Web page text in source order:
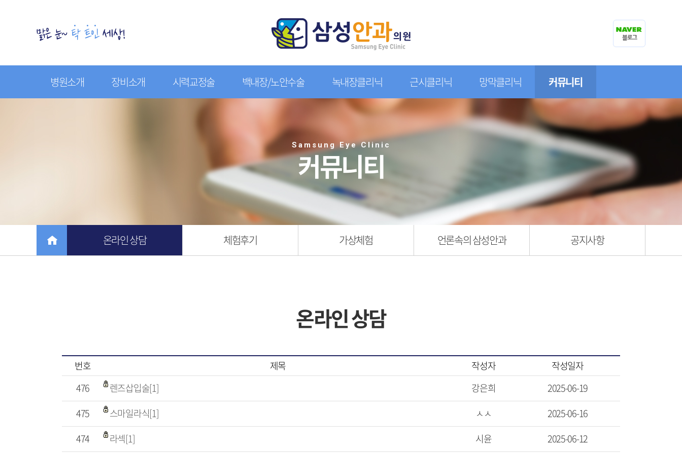
병원소개 장비소개 시력교정술 백내장/노안수술 녹내장클리닉 근시클리닉 망막클리닉 커뮤니티
Samsung Eye Clinic
커뮤니티
온라인 상담 체험후기 가상체험 언론속의 삼성안과 공지사항
온라인 상담
번호 제목 작성자
작성일자
476
렌즈삽입술[1] 강은희
2025-06-19
475
스마일라식[1] ㅅㅅ
2025-06-16
474
라섹[1] 시윤
2025-06-12